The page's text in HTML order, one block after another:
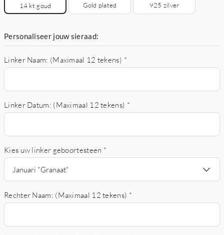
14 kt goud Gold plated 925 zilver
Personaliseer jouw sieraad:
Linker Naam: (Maximaal 12 tekens) *
Linker Datum: (Maximaal 12 tekens) *
Kies uw linker geboortesteen *
Januari "Granaat"
Rechter Naam: (Maximaal 12 tekens) *